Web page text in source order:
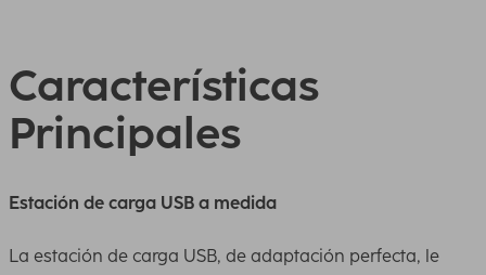
Características
Principales
Estación de carga USB a medida
La estación de carga USB, de adaptación perfecta, le